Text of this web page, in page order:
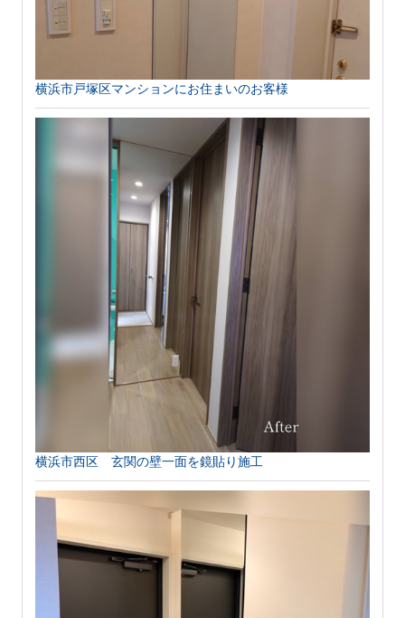
横浜市戸塚区マンションにお住まいのお客様
横浜市西区 玄関の壁一面を鏡貼り施工